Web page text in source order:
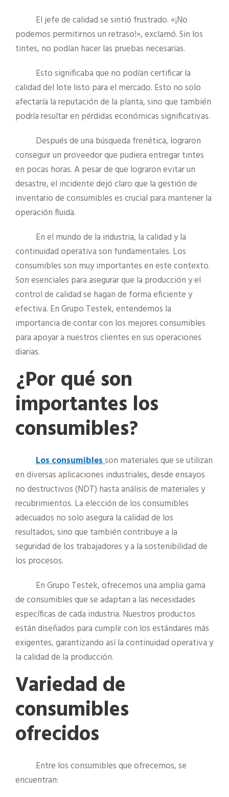
El jefe de calidad se sintió frustrado. «¡No
podemos permitirnos un retraso!», exclamó. Sin los
tintes, no podían hacer las pruebas necesarias.
Esto significaba que no podían certificar la
calidad del lote listo para el mercado. Esto no solo
afectaría la reputación de la planta, sino que también
podría resultar en pérdidas económicas significativas.
Después de una búsqueda frenética, lograron
conseguir un proveedor que pudiera entregar tintes
en pocas horas. A pesar de que lograron evitar un
desastre, el incidente dejó claro que la gestión de
inventario de consumibles es crucial para mantener la
operación fluida.
En el mundo de la industria, la calidad y la
continuidad operativa son fundamentales. Los
consumibles son muy importantes en este contexto.
Son esenciales para asegurar que la producción y el
control de calidad se hagan de forma eficiente y
efectiva. En Grupo Testek, entendemos la
importancia de contar con los mejores consumibles
para apoyar a nuestros clientes en sus operaciones
diarias.
¿Por qué son
importantes los
consumibles?
Los consumiblesson materiales que se utilizan
en diversas aplicaciones industriales, desde ensayos
no destructivos (NDT) hasta análisis de materiales y
recubrimientos. La elección de los consumibles
adecuados no solo asegura la calidad de los
resultados, sino que también contribuye a la
seguridad de los trabajadores y a la sostenibilidad de
los procesos.
En Grupo Testek, ofrecemos una amplia gama
de consumibles que se adaptan a las necesidades
específicas de cada industria. Nuestros productos
están diseñados para cumplir con los estándares más
exigentes, garantizando así la continuidad operativa y
la calidad de la producción.
Variedad de
consumibles
ofrecidos
Entre los consumibles que ofrecemos, se
encuentran: